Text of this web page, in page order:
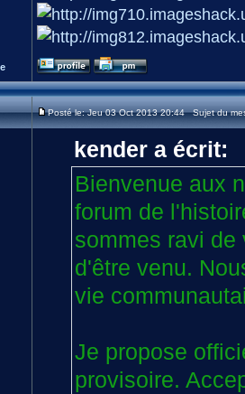
Posté le: Jeu 03 Oct 2013 20:44 Sujet du
kender a écrit:
Bienvenue aux
forum de
sommes ravi de
d'être venu.
vie
Je propose
provisoire.